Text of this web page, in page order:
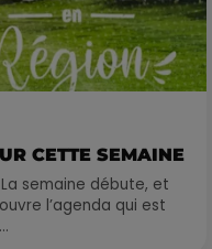
CETTE SEMAINE
semaine débute, et
l’agenda qui est